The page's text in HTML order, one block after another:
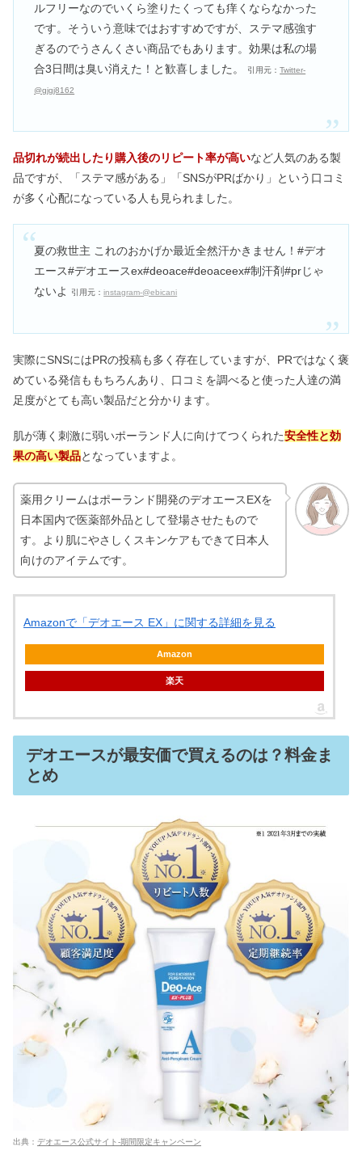
ルフリーなのでいくら塗りたくっても痒くならなかった
です。そういう意味ではおすすめですが、ステマ感強す
ぎるのでうさんくさい商品でもあります。効果は私の場
合3日間は臭い消えた！と歓喜しました。
引用元：Twitter-
@gjgj8162
品切れが続出したり購入後のリピート率が高いなど人気のある製
品ですが、「ステマ感がある」「SNSがPRばかり」という口コミ
が多く心配になっている人も見られました。
夏の救世主 これのおかげか最近全然汗かきません！#デオ
エース#デオエースex#deoace#deoaceex#制汗剤#prじゃ
ないよ
引用元：instagram-@ebicani
実際にSNSにはPRの投稿も多く存在していますが、PRではなく褒
めている発信ももちろんあり、口コミを調べると使った人達の満
足度がとても高い製品だと分かります。
肌が薄く刺激に弱いポーランド人に向けてつくられた安全性と効
果の高い製品となっていますよ。
薬用クリームはポーランド開発のデオエースEXを
日本国内で医薬部外品として登場させたもので
す。より肌にやさしくスキンケアもできて日本人
向けのアイテムです。
Amazonで「デオエース EX」に関する詳細を見る
Amazon
楽天
デオエースが最安価で買えるのは？料金ま
とめ
出典： デオエース公式サイト-期間限定キャンペーン